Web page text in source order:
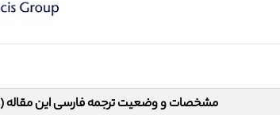
مشخصات و وضعیت ترجمه فارسی این مقاله (Word)